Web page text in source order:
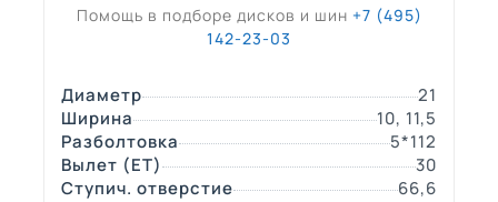
Помощь в подборе дисков и шин +7 (495)
142-23-03
Диаметр
21
Ширина
10, 11,5
Разболтовка
5*112
Вылет (ЕТ)
30
Ступич. отверстие
66,6